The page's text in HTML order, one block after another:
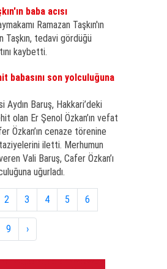
baba acısı
Ramazan Taşkın'ın
Taşkın, tedavi gördüğü
kaybetti.
babasını son yolculuğuna
Aydın Baruş, Hakkari’deki
olan Er Şenol Özkan’ın vefat
Özkan’ın cenaze törenine
iletti. Merhumun
Vali Baruş, Cafer Özkan’ı
uğurladı.
2 3 4 5 6
9 ›